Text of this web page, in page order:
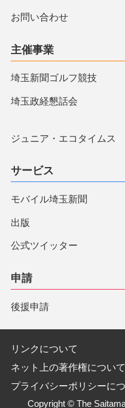
お問い合わせ
主催事業
埼玉新聞ゴルフ競技
埼玉政経懇話会
ジュニア・エコタイムス
サービス
モバイル埼玉新聞
出版
公式ツイッター
申請
後援申請
リンクについて
ネット上の著作権について
プライバシーポリシーに
Copyright © The